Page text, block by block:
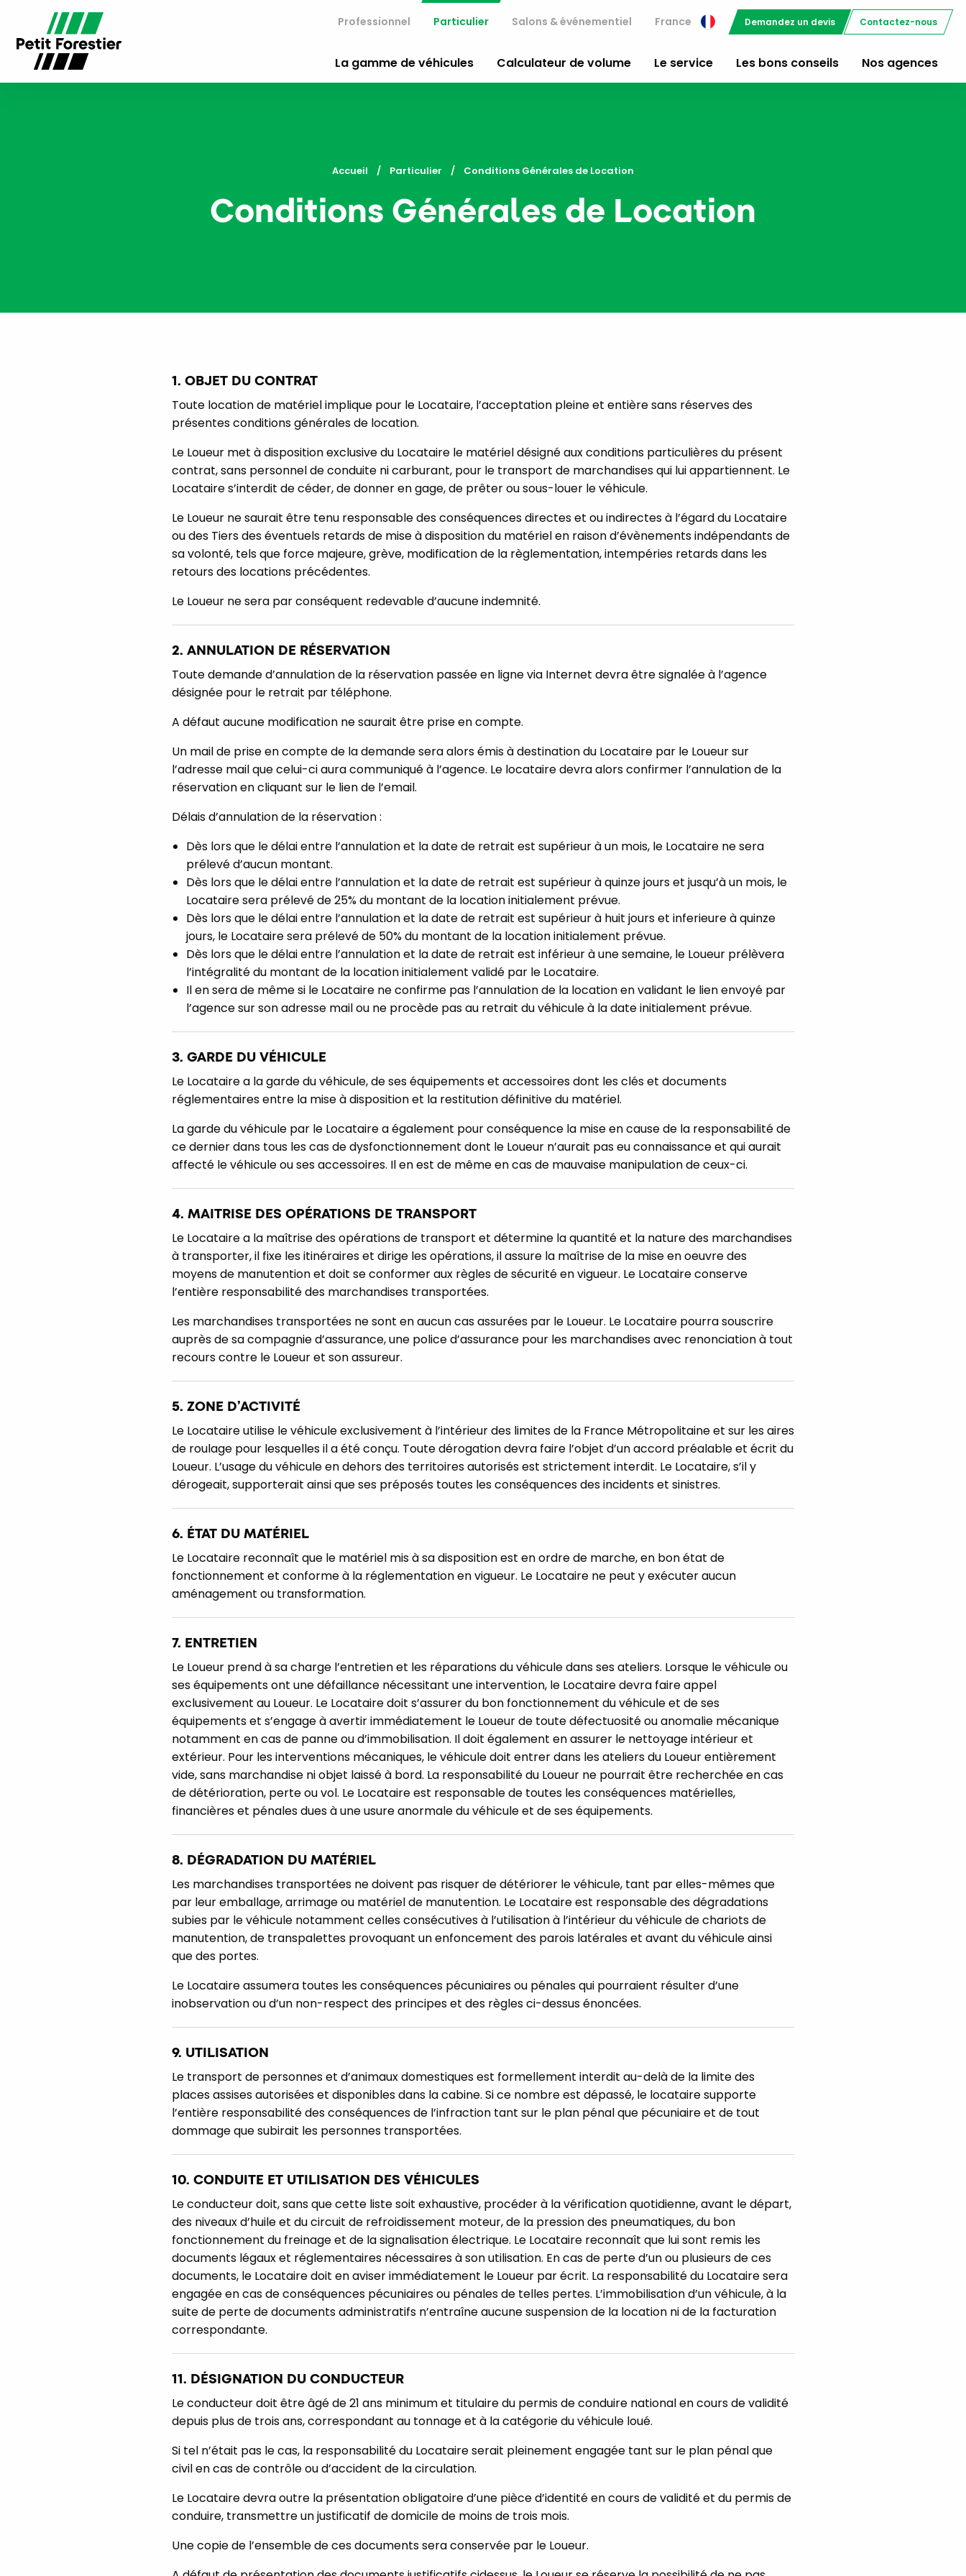
Professionnel Particulier Salons & événementiel France Demandez un devis Contactez-nous
La gamme de véhicules Calculateur de volume Le service Les bons conseils Nos agences
Accueil Particulier Current:
Conditions Générales de Location
Conditions Générales de Location
1. OBJET DU CONTRAT
Toute location de matériel implique pour le Locataire, l’acceptation pleine et entière sans réserves des
présentes conditions générales de location.
Le Loueur met à disposition exclusive du Locataire le matériel désigné aux conditions particulières du présent
contrat, sans personnel de conduite ni carburant, pour le transport de marchandises qui lui appartiennent. Le
Locataire s’interdit de céder, de donner en gage, de prêter ou sous-louer le véhicule.
Le Loueur ne saurait être tenu responsable des conséquences directes et ou indirectes à l’égard du Locataire
ou des Tiers des éventuels retards de mise à disposition du matériel en raison d’évènements indépendants de
sa volonté, tels que force majeure, grève, modification de la règlementation, intempéries retards dans les
retours des locations précédentes.
Le Loueur ne sera par conséquent redevable d’aucune indemnité.
2. ANNULATION DE RÉSERVATION
Toute demande d’annulation de la réservation passée en ligne via Internet devra être signalée à l’agence
désignée pour le retrait par téléphone.
A défaut aucune modification ne saurait être prise en compte.
Un mail de prise en compte de la demande sera alors émis à destination du Locataire par le Loueur sur
l’adresse mail que celui-ci aura communiqué à l’agence. Le locataire devra alors confirmer l’annulation de la
réservation en cliquant sur le lien de l’email.
Délais d’annulation de la réservation :
Dès lors que le délai entre l’annulation et la date de retrait est supérieur à un mois, le Locataire ne sera
prélevé d’aucun montant.
Dès lors que le délai entre l’annulation et la date de retrait est supérieur à quinze jours et jusqu’à un mois, le
Locataire sera prélevé de 25% du montant de la location initialement prévue.
Dès lors que le délai entre l’annulation et la date de retrait est supérieur à huit jours et inferieure à quinze
jours, le Locataire sera prélevé de 50% du montant de la location initialement prévue.
Dès lors que le délai entre l’annulation et la date de retrait est inférieur à une semaine, le Loueur prélèvera
l’intégralité du montant de la location initialement validé par le Locataire.
Il en sera de même si le Locataire ne confirme pas l’annulation de la location en validant le lien envoyé par
l’agence sur son adresse mail ou ne procède pas au retrait du véhicule à la date initialement prévue.
3. GARDE DU VÉHICULE
Le Locataire a la garde du véhicule, de ses équipements et accessoires dont les clés et documents
réglementaires entre la mise à disposition et la restitution définitive du matériel.
La garde du véhicule par le Locataire a également pour conséquence la mise en cause de la responsabilité de
ce dernier dans tous les cas de dysfonctionnement dont le Loueur n’aurait pas eu connaissance et qui aurait
affecté le véhicule ou ses accessoires. Il en est de même en cas de mauvaise manipulation de ceux-ci.
4. MAITRISE DES OPÉRATIONS DE TRANSPORT
Le Locataire a la maîtrise des opérations de transport et détermine la quantité et la nature des marchandises
à transporter, il fixe les itinéraires et dirige les opérations, il assure la maîtrise de la mise en oeuvre des
moyens de manutention et doit se conformer aux règles de sécurité en vigueur. Le Locataire conserve
l’entière responsabilité des marchandises transportées.
Les marchandises transportées ne sont en aucun cas assurées par le Loueur. Le Locataire pourra souscrire
auprès de sa compagnie d’assurance, une police d’assurance pour les marchandises avec renonciation à tout
recours contre le Loueur et son assureur.
5. ZONE D’ACTIVITÉ
Le Locataire utilise le véhicule exclusivement à l’intérieur des limites de la France Métropolitaine et sur les aires
de roulage pour lesquelles il a été conçu. Toute dérogation devra faire l’objet d’un accord préalable et écrit du
Loueur. L’usage du véhicule en dehors des territoires autorisés est strictement interdit. Le Locataire, s’il y
dérogeait, supporterait ainsi que ses préposés toutes les conséquences des incidents et sinistres.
6. ÉTAT DU MATÉRIEL
Le Locataire reconnaît que le matériel mis à sa disposition est en ordre de marche, en bon état de
fonctionnement et conforme à la réglementation en vigueur. Le Locataire ne peut y exécuter aucun
aménagement ou transformation.
7. ENTRETIEN
Le Loueur prend à sa charge l’entretien et les réparations du véhicule dans ses ateliers. Lorsque le véhicule ou
ses équipements ont une défaillance nécessitant une intervention, le Locataire devra faire appel
exclusivement au Loueur. Le Locataire doit s’assurer du bon fonctionnement du véhicule et de ses
équipements et s’engage à avertir immédiatement le Loueur de toute défectuosité ou anomalie mécanique
notamment en cas de panne ou d’immobilisation. Il doit également en assurer le nettoyage intérieur et
extérieur. Pour les interventions mécaniques, le véhicule doit entrer dans les ateliers du Loueur entièrement
vide, sans marchandise ni objet laissé à bord. La responsabilité du Loueur ne pourrait être recherchée en cas
de détérioration, perte ou vol. Le Locataire est responsable de toutes les conséquences matérielles,
financières et pénales dues à une usure anormale du véhicule et de ses équipements.
8. DÉGRADATION DU MATÉRIEL
Les marchandises transportées ne doivent pas risquer de détériorer le véhicule, tant par elles-mêmes que
par leur emballage, arrimage ou matériel de manutention. Le Locataire est responsable des dégradations
subies par le véhicule notamment celles consécutives à l’utilisation à l’intérieur du véhicule de chariots de
manutention, de transpalettes provoquant un enfoncement des parois latérales et avant du véhicule ainsi
que des portes.
Le Locataire assumera toutes les conséquences pécuniaires ou pénales qui pourraient résulter d’une
inobservation ou d’un non-respect des principes et des règles ci-dessus énoncées.
9. UTILISATION
Le transport de personnes et d’animaux domestiques est formellement interdit au-delà de la limite des
places assises autorisées et disponibles dans la cabine. Si ce nombre est dépassé, le locataire supporte
l’entière responsabilité des conséquences de l’infraction tant sur le plan pénal que pécuniaire et de tout
dommage que subirait les personnes transportées.
10. CONDUITE ET UTILISATION DES VÉHICULES
Le conducteur doit, sans que cette liste soit exhaustive, procéder à la vérification quotidienne, avant le départ,
des niveaux d’huile et du circuit de refroidissement moteur, de la pression des pneumatiques, du bon
fonctionnement du freinage et de la signalisation électrique. Le Locataire reconnaît que lui sont remis les
documents légaux et réglementaires nécessaires à son utilisation. En cas de perte d’un ou plusieurs de ces
documents, le Locataire doit en aviser immédiatement le Loueur par écrit. La responsabilité du Locataire sera
engagée en cas de conséquences pécuniaires ou pénales de telles pertes. L’immobilisation d’un véhicule, à la
suite de perte de documents administratifs n’entraîne aucune suspension de la location ni de la facturation
correspondante.
11. DÉSIGNATION DU CONDUCTEUR
Le conducteur doit être âgé de 21 ans minimum et titulaire du permis de conduire national en cours de validité
depuis plus de trois ans, correspondant au tonnage et à la catégorie du véhicule loué.
Si tel n’était pas le cas, la responsabilité du Locataire serait pleinement engagée tant sur le plan pénal que
civil en cas de contrôle ou d’accident de la circulation.
Le Locataire devra outre la présentation obligatoire d’une pièce d’identité en cours de validité et du permis de
conduire, transmettre un justificatif de domicile de moins de trois mois.
Une copie de l’ensemble de ces documents sera conservée par le Loueur.